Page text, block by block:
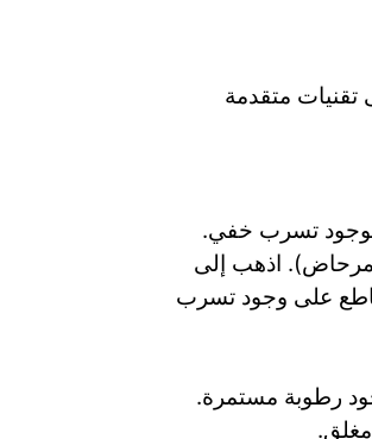
متقدمة
بوجود تسرب خفي.
اذهب إلى
قاطع على وجود تسرب
رطوبة مستمرة.